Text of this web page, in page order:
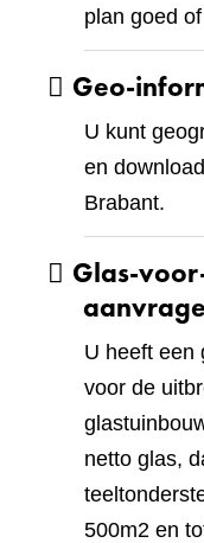
plan goed
Geo-
U kunt
en
Brabant.
Glas-
U heeft een
voor de
netto glas,
500m2 en